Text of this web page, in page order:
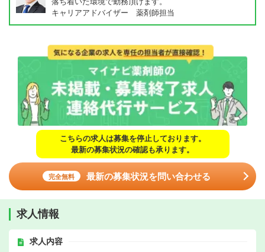
キャリアアドバイザー 薬剤師担当
こちらの求人は募集を停止しております。
最新の募集状況の確認も承ります。
完全無料 最新の募集状況を問い合わせる
求人情報
求人内容